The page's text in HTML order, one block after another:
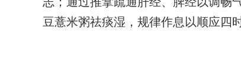
豆薏米粥祛痰湿，规律作息以顺应四